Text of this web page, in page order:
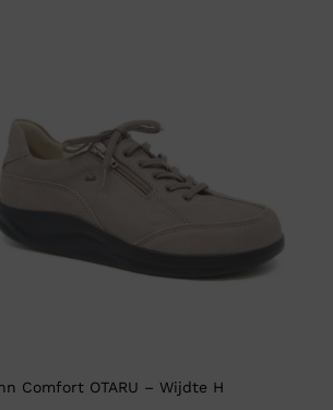
Comfort OTARU – Wijdte H